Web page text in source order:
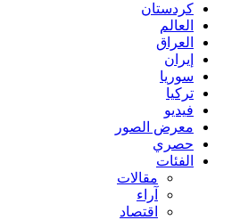
كردستان
العالم
العراق
إيران
سوريا
تركيا
فيديو
معرض الصور
حصري
الفئات
مقالات
آراء
اقتصاد